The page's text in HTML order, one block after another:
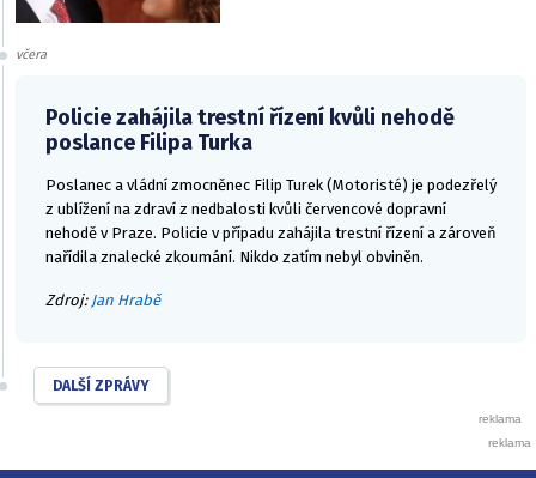
včera
Policie zahájila trestní řízení kvůli nehodě
poslance Filipa Turka
Poslanec a vládní zmocněnec Filip Turek (Motoristé) je podezřelý
z ublížení na zdraví z nedbalosti kvůli červencové dopravní
nehodě v Praze. Policie v případu zahájila trestní řízení a zároveň
nařídila znalecké zkoumání. Nikdo zatím nebyl obviněn.
Zdroj: Jan Hrabě
DALŠÍ ZPRÁVY